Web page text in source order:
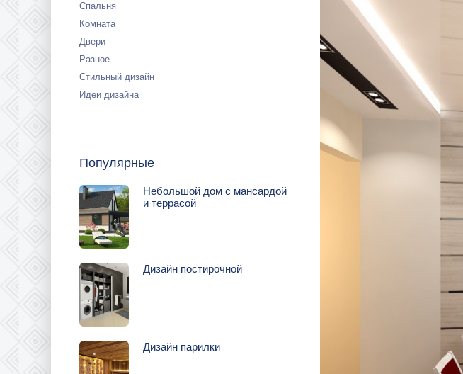
Спальня
Комната
Двери
Разное
Стильный дизайн
Идеи дизайна
Популярные
Небольшой дом с мансардой
и террасой
Дизайн постирочной
Дизайн парилки